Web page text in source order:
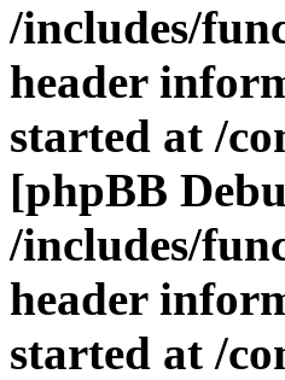
/includes/
header
started at /
[phpBB
/includes/
header
started at /